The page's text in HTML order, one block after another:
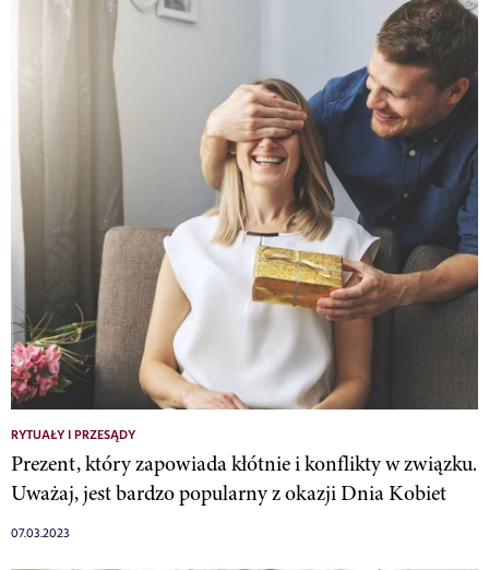
RYTUAŁY I PRZESĄDY
Prezent, który zapowiada kłótnie i konflikty w związku.
Uważaj, jest bardzo popularny z okazji Dnia Kobiet
07.03.2023